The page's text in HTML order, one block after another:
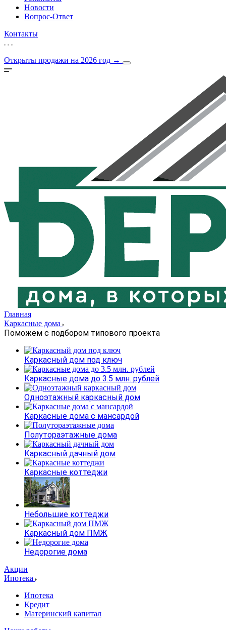
Новости
Вопрос-Ответ
Контакты
Открыты продажи на 2026 год →
Главная
Каркасные дома
Поможем с подбором типового проекта
Каркасный дом под ключ
Каркасные дома до 3.5 млн. рублей
Одноэтажный каркасный дом
Каркасные дома с мансардой
Полутораэтажные дома
Каркасный дачный дом
Каркасные коттеджи
Небольшие коттеджи
Каркасный дом ПМЖ
Недорогие дома
Акции
Ипотека
Ипотека
Кредит
Материнский капитал